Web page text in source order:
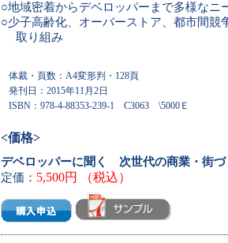
○地域密着からデベロッパーまで多様なニ
○少子高齢化、オーバーストア、都市間競
取り組み
体裁・頁数： A4変形判・128頁
発刊日： 2015年11月2日
ISBN：978-4-88353-239-1 C3063 \5000Ｅ
<価格>
デベロッパーに聞く 次世代の商業・街づ
定価： 5,500円 （税込）